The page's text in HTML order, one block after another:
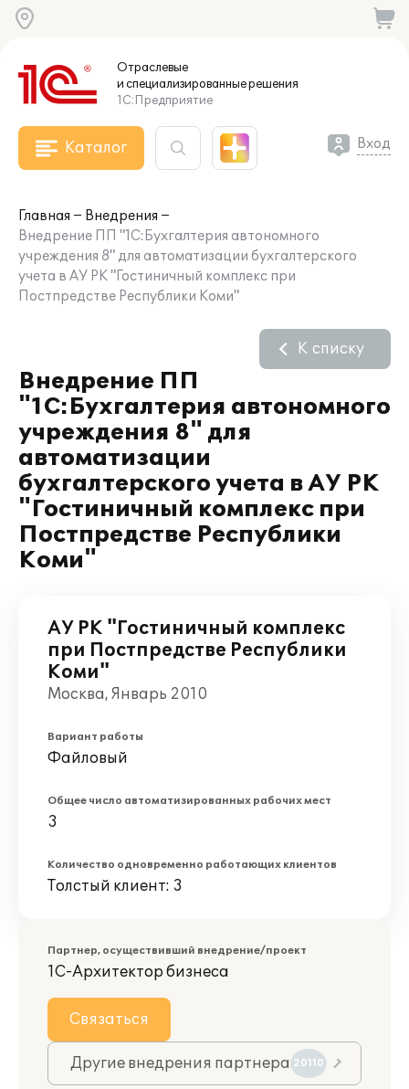
Отраслевые
и специализированныерешения
1С:Предприятие
Каталог Вход
Главная
Внедрения
Внедрение ПП "1С:Бухгалтерия автономного
учреждения 8" для автоматизации бухгалтерского
учета в АУ РК "Гостиничный комплекс при
Постпредстве Республики Коми"
Внедрение ПП
"1С:Бухгалтерия автономного
учреждения 8" для
автоматизации
бухгалтерского учета в АУ РК
"Гостиничный комплекс при
Постпредстве Республики
Коми"
К списку
АУ РК "Гостиничный комплекс
при Постпредстве Республики
Коми"
Москва, Январь 2010
Вариант работы
Файловый
Общее число автоматизированных рабочих мест
3
Количество одновременно работающих клиентов
Толстый клиент: 3
Партнер, осуществивший внедрение/проект
1С-Архитектор бизнеса
Связаться
Другие внедрения партнера 20110